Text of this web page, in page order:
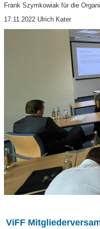
Frank Szymkowiak für die
17.11.2022 Ulrich Kater
ViFF